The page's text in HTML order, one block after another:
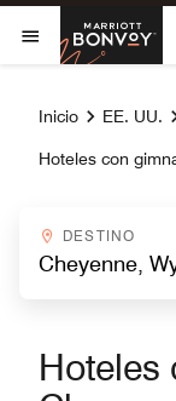
Skip to Content
Abrir el menú
Inicio EE. UU.
Hoteles con
DESTINO
Hoteles